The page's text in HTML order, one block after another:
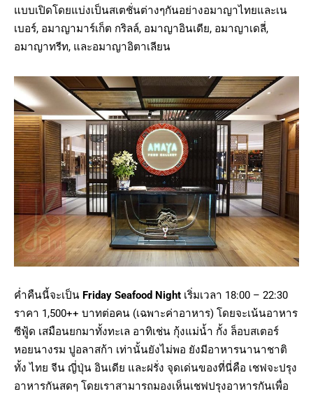
แบบเปิดโดยแบ่งเป็นสเตชั่นต่างๆกันอย่างอมาญาไทยและเน
เบอร์, อมาญามาร์เก็ต กริลล์, อมาญาอินเดีย, อมาญาเดลี่,
อมาญาทรีท, และอมาญาอิตาเลียน
ค่ำคืนนี้จะเป็น Friday Seafood Night เริ่มเวลา 18:00 – 22:30
ราคา 1,500++ บาทต่อคน (เฉพาะค่าอาหาร) โดยจะเน้นอาหาร
ซีฟู้ด เสมือนยกมาทั้งทะเล อาทิเช่น กุ้งแม่น้ำ กั้ง ล็อบสเตอร์
หอยนางรม ปูอลาสก้า เท่านั้นยังไม่พอ ยังมีอาหารนานาชาติ
ทั้ง ไทย จีน ญี่ปุ่น อินเดีย และฝรั่ง จุดเด่นของที่นี่คือ เชฟจะปรุง
อาหารกันสดๆ โดยเราสามารถมองเห็นเชฟปรุงอาหารกันเพื่อ